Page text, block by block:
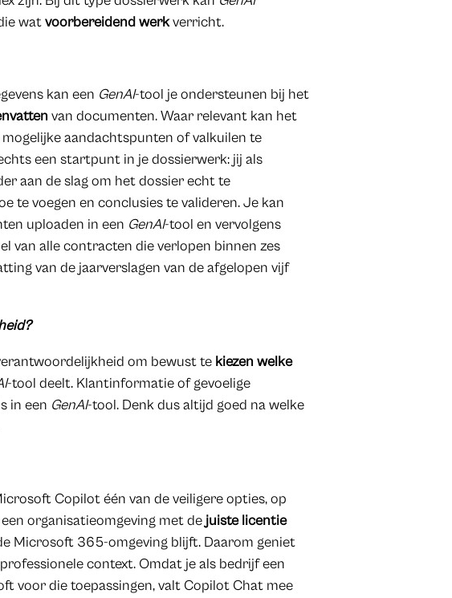
watvoorbereidend werkverricht.
kan een GenAI-tool je ondersteunen bij het
van documenten. Waar relevant kan het
aandachtspunten of valkuilen te
een startpunt in je dossierwerk: jij als
aan de slag om het dossier echt te
te voegen en conclusies te valideren. Je kan
uploaden in een GenAI-tool en vervolgens
van alle contracten die verlopen binnen zes
van de jaarverslagen van de afgelopen vijf
om bewust te kiezen welke
-tool deelt. Klantinformatie of gevoelige
in een GenAI-tool. Denk dus altijd goed na welke
Copilot één van de veiligere opties, op
organisatieomgeving met de juiste licentie
Microsoft 365-omgeving blijft. Daarom geniet
context. Omdat je als bedrijf een
voor die toepassingen, valt Copilot Chat mee